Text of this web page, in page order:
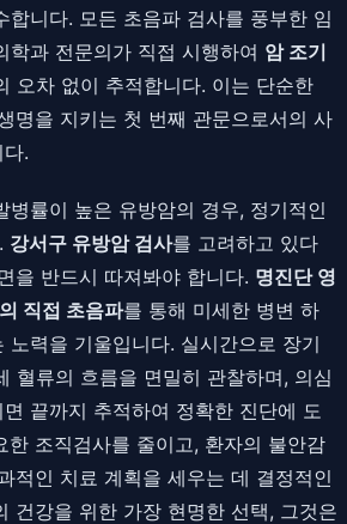
합니다. 모든 초음파 검사를 풍부한 임
학과 전문의가 직접 시행하여 암 조기
오차 없이 추적합니다. 이는 단순한
명을 지키는 첫 번째 관문으로서의 사
.
병률이 높은 유방암의 경우, 정기적인
강서구 유방암 검사를 고려하고 있다
을 반드시 따져봐야 합니다. 명진단 영
직접 초음파를 통해 미세한 병변 하
노력을 기울입니다. 실시간으로 장기
혈류의 흐름을 면밀히 관찰하며, 의심
끝까지 추적하여 정확한 진단에 도
한 조직검사를 줄이고, 환자의 불안감
적인 치료 계획을 세우는 데 결정적인
건강을 위한 가장 현명한 선택, 그것은